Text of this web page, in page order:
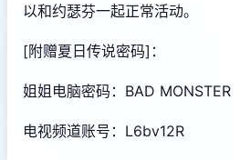
以和约瑟芬一起正常活动。
[附赠夏日传说密码]：
姐姐电脑密码：BAD MONSTER
电视频道账号：L6bv12R